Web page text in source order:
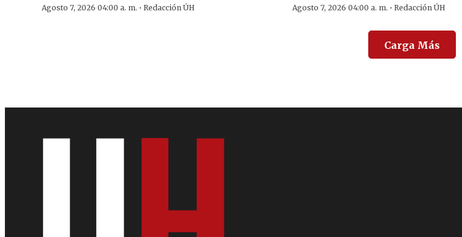
Agosto 7, 2026 04:00 a. m. · Redacción ÚH Agosto 7, 2026 04:00 a. m. ·Redacción ÚH
Carga Más